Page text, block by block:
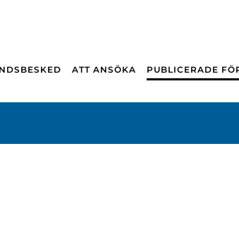
ATT ANSÖKA PUBLICERADE